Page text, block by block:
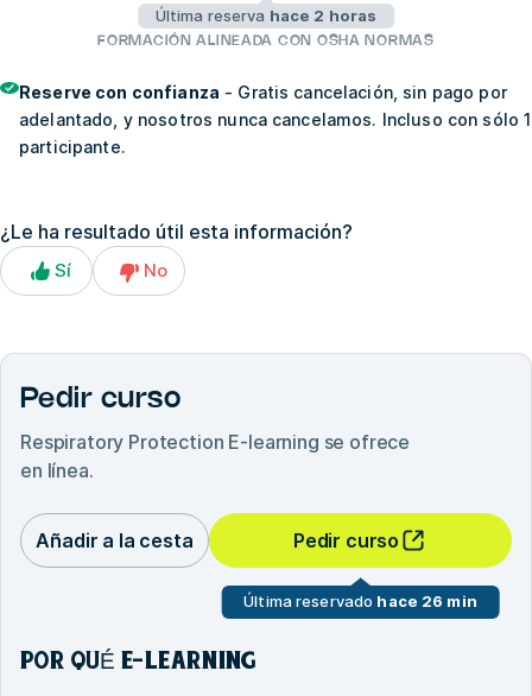
Última reserva hace 2 horas
FORMACIÓN ALINEADA CON OSHA NORMAS
Reserve con confianza - Gratis cancelación, sin pago por
adelantado, y nosotros nunca cancelamos. Incluso con sólo 1
participante.
¿Le ha resultado útil esta información?
Sí No
Pedir curso
Respiratory Protection E-learning se ofrece
en línea.
Añadir a la cesta Pedir curso
Última reservado hace 26 min
POR QUÉ E-LEARNING